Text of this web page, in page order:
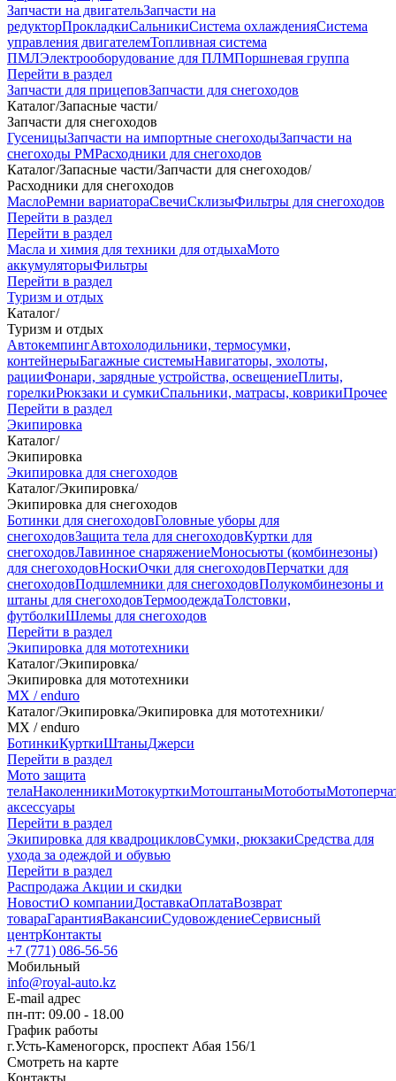
Запчасти на двигательЗапчасти на
редукторПрокладкиСальникиСистема охлажденияСистема
управления двигателемТопливная система
ПМЛЭлектрооборудование для ПЛМПоршневая группа
Перейти в раздел
Запчасти для прицеповЗапчасти для снегоходов
Каталог/Запасные части/
Запчасти для снегоходов
ГусеницыЗапчасти на импортные снегоходыЗапчасти на
снегоходы РМРасходники для снегоходов
Каталог/Запасные части/Запчасти для снегоходов/
Расходники для снегоходов
МаслоРемни вариатораСвечиСклизыФильтры для снегоходов
Перейти в раздел
Перейти в раздел
Масла и химия для техники для отдыхаМото
аккумуляторыФильтры
Перейти в раздел
Туризм и отдых
Каталог/
Туризм и отдых
АвтокемпингАвтохолодильники, термосумки,
контейнерыБагажные системыНавигаторы, эхолоты,
рацииФонари, зарядные устройства, освещениеПлиты,
горелкиРюкзаки и сумкиСпальники, матрасы, коврикиПрочее
Перейти в раздел
Экипировка
Каталог/
Экипировка
Экипировка для снегоходов
Каталог/Экипировка/
Экипировка для снегоходов
Ботинки для снегоходовГоловные уборы для
снегоходовЗащита тела для снегоходовКуртки для
снегоходовЛавинное снаряжениеМоносьюты (комбинезоны)
для снегоходовНоскиОчки для снегоходовПерчатки для
снегоходовПодшлемники для снегоходовПолукомбинезоны и
штаны для снегоходовТермоодеждаТолстовки,
футболкиШлемы для снегоходов
Перейти в раздел
Экипировка для мототехники
Каталог/Экипировка/
Экипировка для мототехники
MX / enduro
Каталог/Экипировка/Экипировка для мототехники/
MX / enduro
БотинкиКурткиШтаныДжерси
Перейти в раздел
Мото защита
телаНаколенникиМотокурткиМотоштаныМотоботы
аксессуары
Перейти в раздел
Экипировка для квадроцикловСумки, рюкзакиСредства для
ухода за одеждой и обувью
Перейти в раздел
Распродажа Акции и скидки
НовостиО компанииДоставкаОплатаВозврат
товараГарантияВакансииСудовождениеСервисный
центрКонтакты
+7 (771) 086-56-56
Мобильный
info@royal-auto.kz
E-mail адрес
пн-пт: 09.00 - 18.00
График работы
г.Усть-Каменогорск, проспект Абая 156/1
Смотреть на карте
Контакты